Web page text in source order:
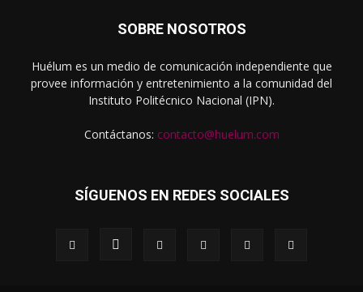
SOBRE NOSOTROS
Huélum es un medio de comunicación independiente que
provee información y entretenimiento a la comunidad del
Instituto Politécnico Nacional (IPN).
Contáctanos: contacto@huelum.com
SÍGUENOS EN REDES SOCIALES